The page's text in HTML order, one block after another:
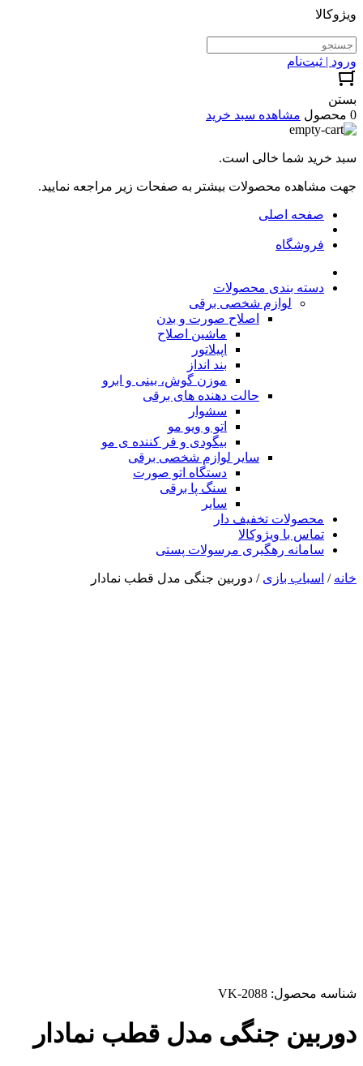
ویژوکالا
ورود | ثبت‌نام
بستن
0 محصول
مشاهده سبد خرید
سبد خرید شما خالی است.
جهت مشاهده محصولات بیشتر به صفحات زیر مراجعه نمایید.
صفحه اصلی
فروشگاه
دسته بندی محصولات
لوازم شخصی برقی
اصلاح صورت و بدن
ماشین اصلاح
اپیلاتور
بند انداز
موزن گوش، بینی و ابرو
حالت دهنده های برقی
سشوار
اتو و ویو مو
بیگودی و فر کننده ی مو
سایر لوازم شخصی برقی
دستگاه اتو صورت
سنگ پا برقی
سایر
محصولات تخفیف دار
تماس با ویژوکالا
سامانه رهگیری مرسولات پستی
خانه / اسباب بازی / دوربین جنگی مدل قطب نمادار
شناسه محصول: VK-2088
دوربین جنگی مدل قطب نمادار